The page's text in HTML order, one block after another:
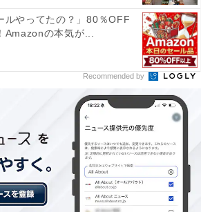
ルやってたの？」80％OFF
Amazonの本気が...
Recommended by